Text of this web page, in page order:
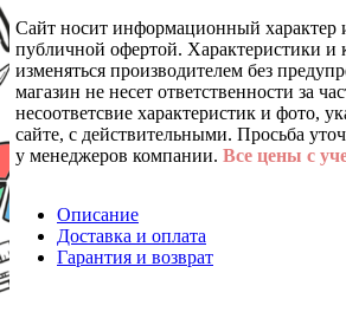
Сайт носит информационный характер
публичной офертой. Характеристики и
изменяться производителем без
магазин не несет ответственности за
несоответсвие характеристик и фото,
сайте, с действительными. Просьба
у менеджеров компании. Все цены с
Описание
Доставка и оплата
Гарантия и возврат